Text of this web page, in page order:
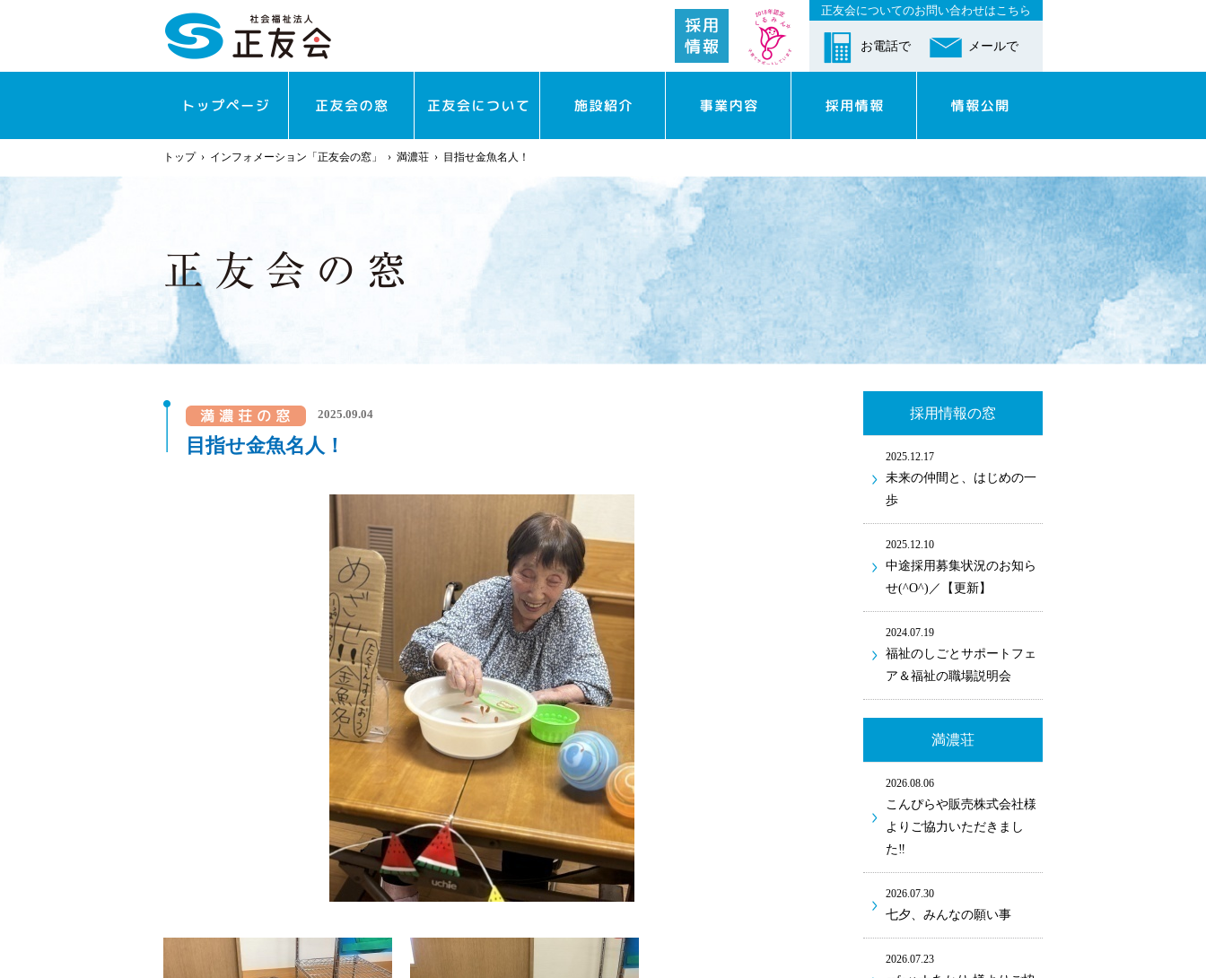
正友会についてのお問い合わせはこちら
お電話で メールで
トップ› インフォメーション「正友会の窓」 › 満濃荘 › 目指せ金魚名人！
2025.09.04
目指せ金魚名人！
採用情報の窓
2025.12.17
未来の仲間と、はじめの一
歩
2025.12.10
中途採用募集状況のお知ら
せ(^O^)／【更新】
2024.07.19
福祉のしごとサポートフェ
ア＆福祉の職場説明会
満濃荘
2026.08.06
こんぴらや販売株式会社様
よりご協力いただきまし
た‼
2026.07.30
七夕、みんなの願い事
2026.07.23